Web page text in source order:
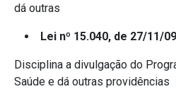
dá outras
Lei nº 15.040, de 27/11/09
Disciplina a divulgação do
Saúde e dá outras providências